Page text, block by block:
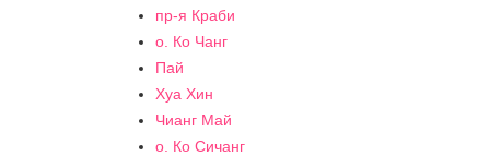
пр-я Краби
о. Ко Чанг
Пай
Хуа Хин
Чианг Май
о. Ко Сичанг